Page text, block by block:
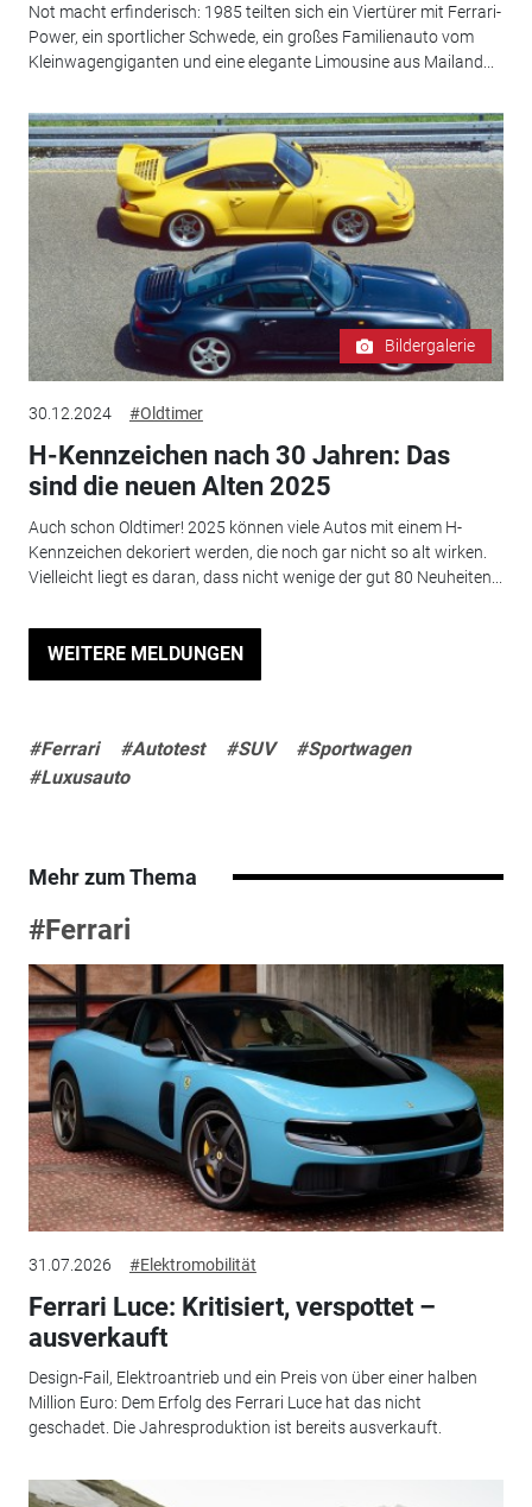
Not macht erfinderisch: 1985 teilten sich ein Viertürer mit Ferrari-
Power, ein sportlicher Schwede, ein großes Familienauto vom
Kleinwagengiganten und eine elegante Limousine aus Mailand...
Bildergalerie
30.12.2024 #Oldtimer
H-Kennzeichen nach 30 Jahren: Das
sind die neuen Alten 2025
Auch schon Oldtimer! 2025 können viele Autos mit einem H-
Kennzeichen dekoriert werden, die noch gar nicht so alt wirken.
Vielleicht liegt es daran, dass nicht wenige der gut 80 Neuheiten...
WEITERE MELDUNGEN
#Ferrari #Autotest #SUV
#Sportwagen
#Luxusauto
Mehr zum Thema
#Ferrari
31.07.2026 #Elektromobilität
Ferrari Luce: Kritisiert, verspottet –
ausverkauft
Design-Fail, Elektroantrieb und ein Preis von über einer halben
Million Euro: Dem Erfolg des Ferrari Luce hat das nicht
geschadet. Die Jahresproduktion ist bereits ausverkauft.